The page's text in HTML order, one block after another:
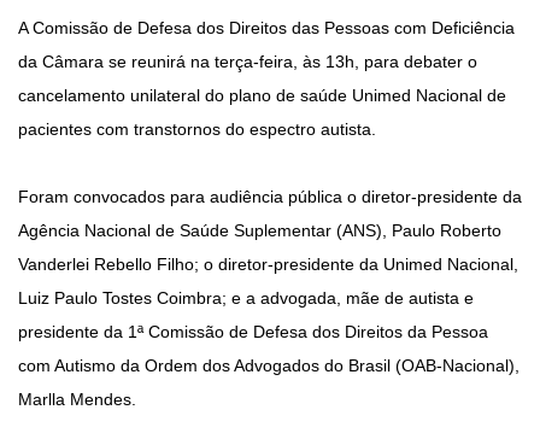
A Comissão de Defesa dos Direitos das Pessoas com Deficiência
da Câmara se reunirá na terça-feira, às 13h, para debater o
cancelamento unilateral do plano de saúde Unimed Nacional de
pacientes com transtornos do espectro autista.
Foram convocados para audiência pública o diretor-presidente da
Agência Nacional de Saúde Suplementar (ANS), Paulo Roberto
Vanderlei Rebello Filho; o diretor-presidente da Unimed Nacional,
Luiz Paulo Tostes Coimbra; e a advogada, mãe de autista e
presidente da 1ª Comissão de Defesa dos Direitos da Pessoa
com Autismo da Ordem dos Advogados do Brasil (OAB-Nacional),
Marlla Mendes.